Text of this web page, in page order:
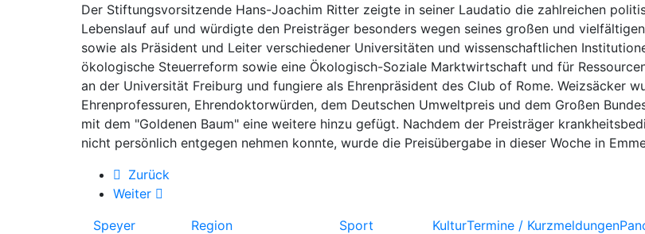
Der Stiftungsvorsitzende Hans-Joachim Ritter zeigte in seiner Laudatio die zahlreichen
Lebenslauf auf und würdigte den Preisträger besonders wegen seines großen und
sowie als Präsident und Leiter verschiedener Universitäten und wissenschaftlichen
ökologische Steuerreform sowie eine Ökologisch-Soziale Marktwirtschaft und für
an der Universität Freiburg und fungiere als Ehrenpräsident des Club of Rome. Weizsäcker
Ehrenprofessuren, Ehrendoktorwürden, dem Deutschen Umweltpreis und dem Großen
mit dem "Goldenen Baum" eine weitere hinzu gefügt. Nachdem der Preisträger
nicht persönlich entgegen nehmen konnte, wurde die Preisübergabe in dieser Woche in
Zurück
Weiter
Speyer
Region Sport KulturTermine / Kurzmeldungen